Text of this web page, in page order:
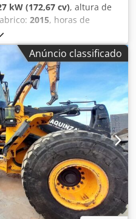
kW (172,67 cv), altura de
2015, horas de
vazio: 14.400 kg Dimensões
I U Ds Akhjck Tipo
Tier IIIBAnúncio classificado